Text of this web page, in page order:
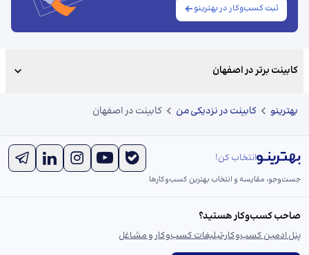
ثبت کسب‌وکار در بهترینو
کابینت برتر در اصفهان
بهترینو کابینت در نزدیکی من کابینت در اصفهان
انتخاب کن!
جست‌و‌جو، مقایسه و انتخاب بهترین کسب‌وکارها
صاحب کسب‌وکار هستید؟
پنل ادمین کسب‌وکارتبلیغات کسب‌وکار و مشاغل